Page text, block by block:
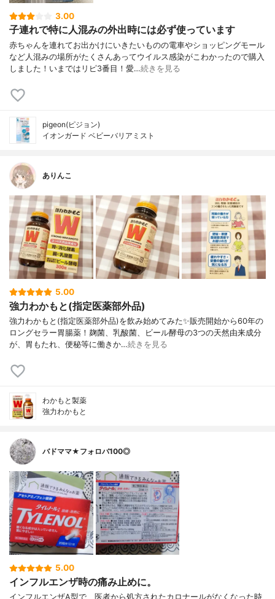
3.00
子連れで特に人混みの外出時には必ず使っています
赤ちゃんを連れてお出かけにいきたいものの電車やショッピングモール
など人混みの場所がたくさんあってウイルス感染がこわかったので購入
しました！いまではリピ3番目！愛…続きを見る
pigeon(ピジョン)
イオンガード ベビーバリアミスト
ありんこ
5.00
強力わかもと(指定医薬部外品)
強力わかもと(指定医薬部外品)を飲み始めてみた✨販売開始から60年の
ロングセラー胃腸薬！麹菌、乳酸菌、ビール酵母の3つの天然由来成分
が、胃もたれ、便秘等に働きか…続きを見る
わかもと製薬
強力わかもと
バドママ★フォロバ100◎
5.00
インフルエンザ時の痛み止めに。
インフルエンザA型で、医者から処方されたカロナールがなくなった時